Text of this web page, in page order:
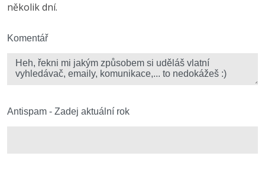
Fórum
Kybernetická bezpečnost
několik dní.
Komentář
Antispam - Zadej aktuální rok